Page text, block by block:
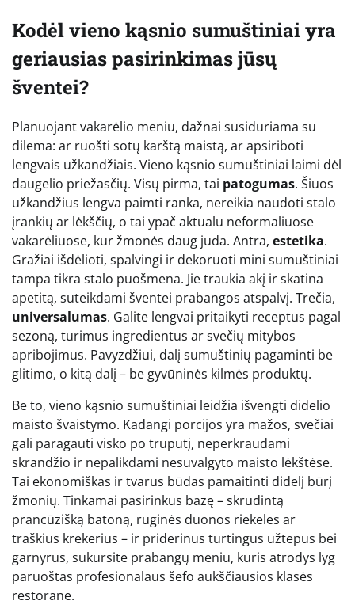
Kodėl vieno kąsnio sumuštiniai yra
geriausias pasirinkimas jūsų
šventei?
Planuojant vakarėlio meniu, dažnai susiduriama su
dilema: ar ruošti sotų karštą maistą, ar apsiriboti
lengvais užkandžiais. Vieno kąsnio sumuštiniai laimi dėl
daugelio priežasčių. Visų pirma, tai patogumas. Šiuos
užkandžius lengva paimti ranka, nereikia naudoti stalo
įrankių ar lėkščių, o tai ypač aktualu neformaliuose
vakarėliuose, kur žmonės daug juda. Antra, estetika.
Gražiai išdėlioti, spalvingi ir dekoruoti mini sumuštiniai
tampa tikra stalo puošmena. Jie traukia akį ir skatina
apetitą, suteikdami šventei prabangos atspalvį. Trečia,
universalumas. Galite lengvai pritaikyti receptus pagal
sezoną, turimus ingredientus ar svečių mitybos
apribojimus. Pavyzdžiui, dalį sumuštinių pagaminti be
glitimo, o kitą dalį – be gyvūninės kilmės produktų.
Be to, vieno kąsnio sumuštiniai leidžia išvengti didelio
maisto švaistymo. Kadangi porcijos yra mažos, svečiai
gali paragauti visko po truputį, neperkraudami
skrandžio ir nepalikdami nesuvalgyto maisto lėkštėse.
Tai ekonomiškas ir tvarus būdas pamaitinti didelį būrį
žmonių. Tinkamai pasirinkus bazę – skrudintą
prancūzišką batoną, ruginės duonos riekeles ar
traškius krekerius – ir priderinus turtingus užtepus bei
garnyrus, sukursite prabangų meniu, kuris atrodys lyg
paruoštas profesionalaus šefo aukščiausios klasės
restorane.